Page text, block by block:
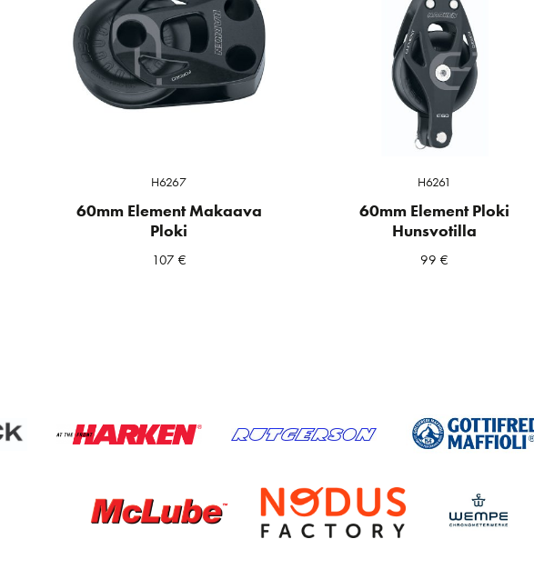
H6267
60mm Element Makaava
Ploki
107 €
H6261
60mm Element Ploki
Hunsvotilla
99€